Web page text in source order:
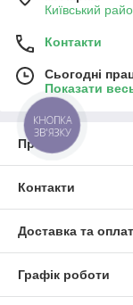
Київський
Контакти
Сьогодні
Показати
Про нас
Контакти
Доставка та
Графік роботи
КНОПКА
ЗВ'ЯЗКУ